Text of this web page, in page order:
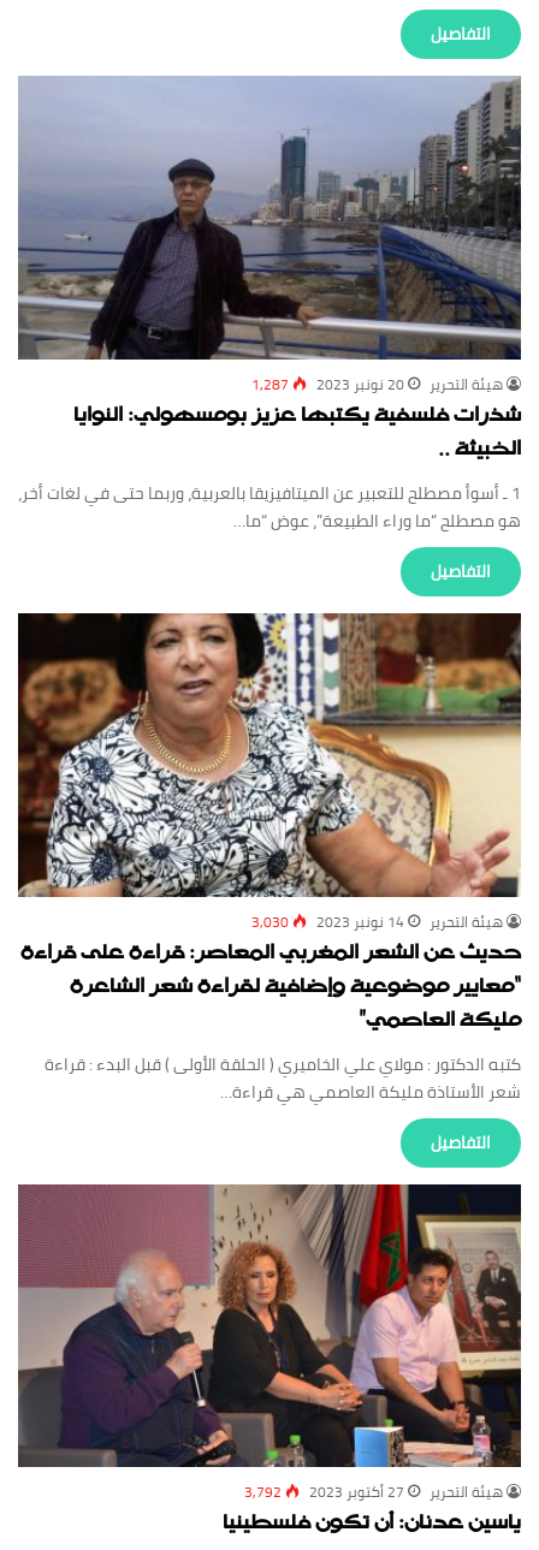
‏التفاصيل
‏هيئة ‏التحرير 20 نونبر 2023 1,287
شذرات فلسفية يكتبها عزيز بومسهولي: النوايا
الخبيثة ..
1 ـ أسوأ مصطلح للتعبير عن الميتافيزيقا بالعربية، وربما حتى في لغات أخر،
هو مصطلح “ما وراء الطبيعة”، عوض “ما…
‏التفاصيل
‏هيئة ‏التحرير 14 نونبر 2023 3,030
حديث عن الشعر المغربي المعاصر: قراءة على قراءة
“معايير موضوعية وإضافية لقراءة شعر الشاعرة
مليكة العاصمي”
كتبه الدكتور : مولاي علي الخاميري ( الحلقة الأولى ) قبل البدء : قراءة
شعر الأستاذة مليكة العاصمي هي قراءة…
‏التفاصيل
‏هيئة ‏التحرير 27 أكتوبر 2023 3,792
ياسين عدنان: أن تكون فلسطينيا